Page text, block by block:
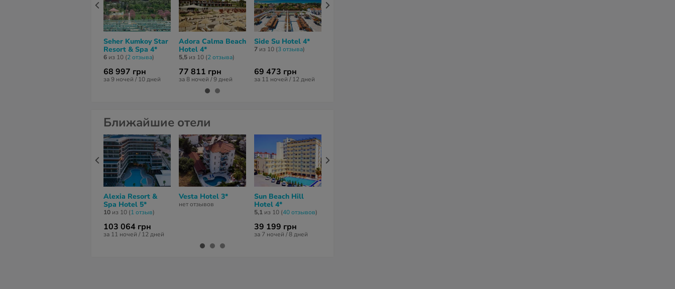
Seher Kumkoy Star
Resort & Spa 4*
6 из 10 (2 отзывa)
68 997 грн
за 9 ночей / 10 дней
Adora Calma Beach
Hotel 4*
5,5 из 10 (2 отзывa)
77 811 грн
за 8 ночей / 9 дней
Side Su Hotel 4*
7 из 10 (3 отзывa)
69 473 грн
за 11 ночей / 12 дней
Ближайшие отели
Alexia Resort &
Spa Hotel 5*
10 из 10 (1 отзыв)
103 064 грн
за 11 ночей / 12 дней
Vesta Hotel 3*
нет отзывов
Sun Beach Hill
Hotel 4*
5,1 из 10 (40 отзывов)
39 199 грн
за 7 ночей / 8 дней